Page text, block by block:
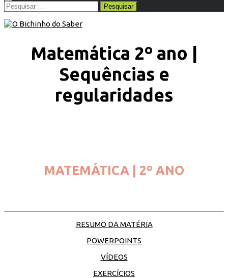
Pesquisar
por:
Matemática 2º ano |
Sequências e
regularidades
MATEMÁTICA | 2º ANO
RESUMO DA MATÉRIA
POWERPOINTS
VÍDEOS
EXERCÍCIOS